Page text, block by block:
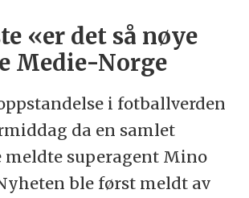
«er det så nøye
Medie-Norge
i fotballverden
da en samlet
meldte superagent Mino
ble først meldt av